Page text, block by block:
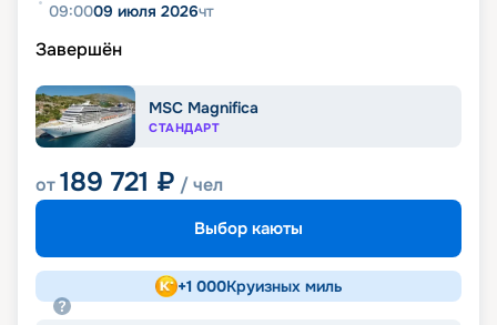
09:0009 июля 2026чт
Завершён
MSC Magnifica
СТАНДАРТ
от189 721 ₽ / чел
Выбор каюты
+1 000Круизных миль